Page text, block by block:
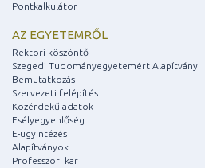
Pontkalkulátor
AZ EGYETEMRŐL
Rektori köszöntő
Szegedi Tudományegyetemért Alapítvány
Bemutatkozás
Szervezeti felépítés
Közérdekű adatok
Esélyegyenlőség
E-ügyintézés
Alapítványok
Professzori kar